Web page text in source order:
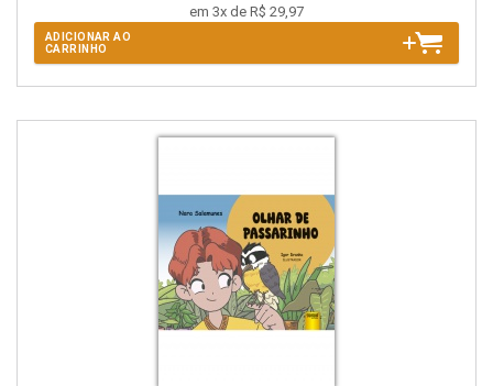
em 3x de R$ 29,97
ADICIONAR AO
CARRINHO